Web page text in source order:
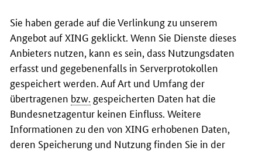
Sie haben gerade auf die Verlinkung zu unserem
Angebot auf XING geklickt. Wenn Sie Dienste dieses
Anbieters nutzen, kann es sein, dass Nutzungsdaten
erfasst und gegebenenfalls in Serverprotokollen
gespeichert werden. Auf Art und Umfang der
übertragenen bzw. gespeicherten Daten hat die
Bundesnetzagentur keinen Einfluss. Weitere
Informationen zu den von XING erhobenen Daten,
deren Speicherung und Nutzung finden Sie in der